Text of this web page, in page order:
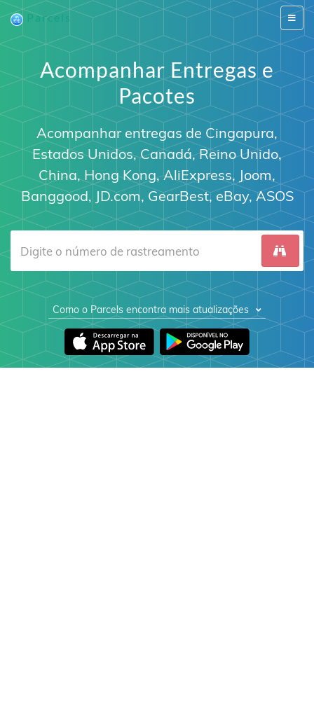
Switch
Parcels
Acompanhar Entregas e
Pacotes
Acompanhar entregas de Cingapura,
Estados Unidos,Canadá,Reino Unido,
China,Hong Kong, AliExpress, Joom,
Banggood, JD.com, GearBest, eBay,ASOS
Como o Parcels encontra mais atualizações